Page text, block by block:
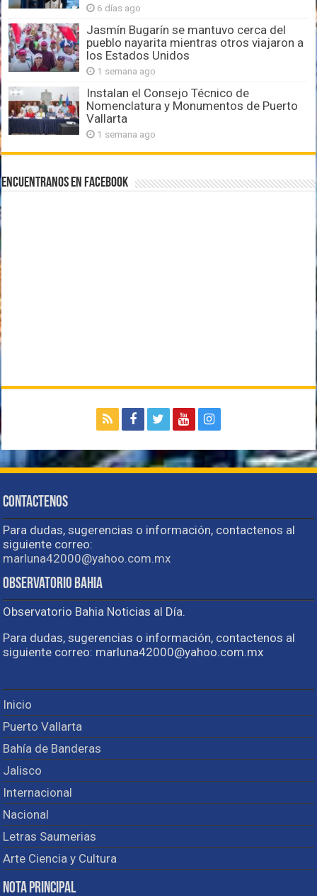
6 días ago
Jasmín Bugarín se mantuvo cerca del
pueblo nayarita mientras otros viajaron a
los Estados Unidos
1 semana ago
Instalan el Consejo Técnico de
Nomenclatura y Monumentos de Puerto
Vallarta
1 semana ago
Encuentranos en Facebook
Contactenos
Para dudas, sugerencias o información, contactenos al
siguiente correo:
marluna42000@yahoo.com.mx
Observatorio Bahia
Observatorio Bahia Noticias al Día.
Para dudas, sugerencias o información, contactenos al
siguiente correo: marluna42000@yahoo.com.mx
Inicio
Puerto Vallarta
Bahía de Banderas
Jalisco
Internacional
Nacional
Letras Saumerias
Arte Ciencia y Cultura
Nota Principal